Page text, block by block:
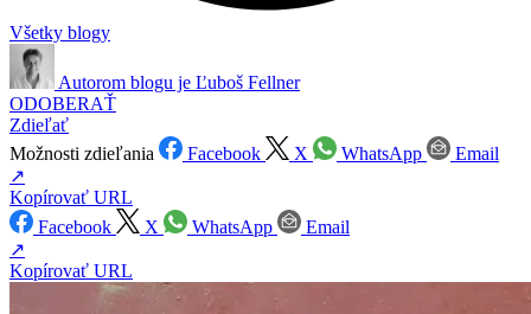
Všetky blogy
Autorom blogu je Ľuboš Fellner
ODOBERAŤ
Zdieľať
Možnosti zdieľania
Facebook X WhatsApp
Email
↗
Kopírovať URL
Facebook
X WhatsApp
Email
↗
Kopírovať URL